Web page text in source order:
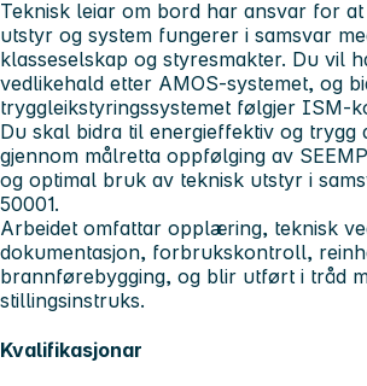
Teknisk leiar om bord har ansvar for
utstyr og system fungerer i samsvar
klasseselskap og styresmakter. Du vil
vedlikehald etter AMOS-systemet, og
tryggleikstyringssystemet følgjer ISM-
Du skal bidra til energieffektiv og trygg
gjennom målretta oppfølging av
og optimal bruk av teknisk utstyr i
50001.
Arbeidet omfattar opplæring, teknisk
dokumentasjon, forbrukskontroll,
brannførebygging, og blir utført i tråd
stillingsinstruks.
Kvalifikasjonar